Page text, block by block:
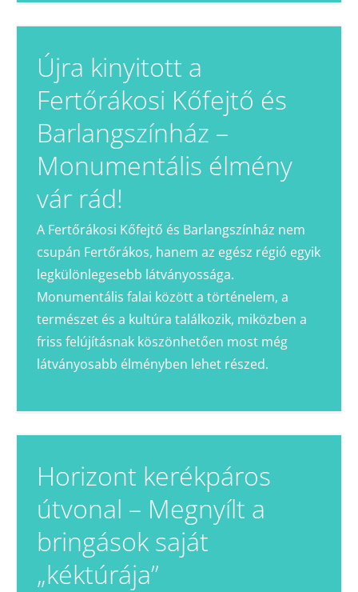
Újra kinyitott a
Fertőrákosi Kőfejtő és
Barlangszínház –
Monumentális élmény
vár rád!
A Fertőrákosi Kőfejtő és Barlangszínház nem
csupán Fertőrákos, hanem az egész régió egyik
legkülönlegesebb látványossága.
Monumentális falai között a történelem, a
természet és a kultúra találkozik, miközben a
friss felújításnak köszönhetően most még
látványosabb élményben lehet részed.
Horizont kerékpáros
útvonal – Megnyílt a
bringások saját
„kéktúrája”